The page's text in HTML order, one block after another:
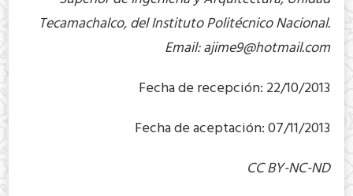
Tecamachalco, del Instituto Politécnico Nacional.
Email:ajime9@hotmail.com
Fecha de recepción: 22/10/2013
Fecha de aceptación: 07/11/2013
CC BY-NC-ND